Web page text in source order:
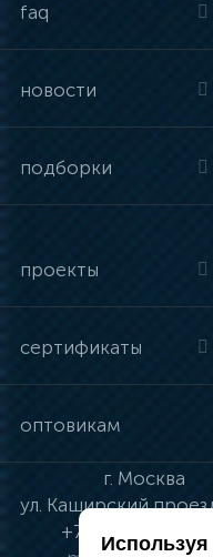
faq
новости
подборки
проекты
сертификаты
оптовикам
г. Москва
ул. Каширский
+7 (495) 134-41-